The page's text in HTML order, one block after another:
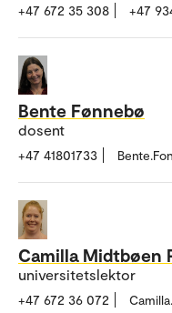
+47 672 35 308 +47
Bente Fønnebø
dosent
+47 41801733
Camilla Midtbøen
universitetslektor
+47 672 36 072